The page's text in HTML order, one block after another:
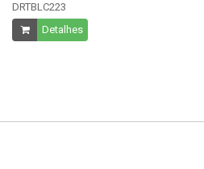
DRTBLC223
Detalhes